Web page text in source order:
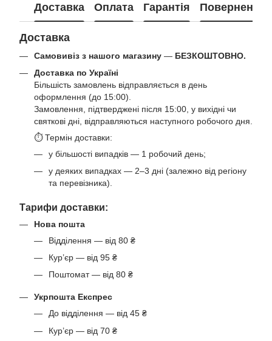
Доставка Оплата Гарантія Повернення
Доставка
Самовивіз з нашого магазину — БЕЗКОШТОВНО.
Доставка по Україні
Більшість замовлень відправляється в день
оформлення (до 15:00).
Замовлення, підтверджені після 15:00, у вихідні чи
святкові дні, відправляються наступного робочого дня.
⏱ Термін доставки:
у більшості випадків — 1 робочий день;
у деяких випадках — 2–3 дні (залежно від регіону
та перевізника).
Тарифи доставки:
Нова пошта
Відділення — від 80 ₴
Кур’єр — від 95 ₴
Поштомат — від 80 ₴
Укрпошта Експрес
До відділення — від 45 ₴
Кур’єр — від 70 ₴